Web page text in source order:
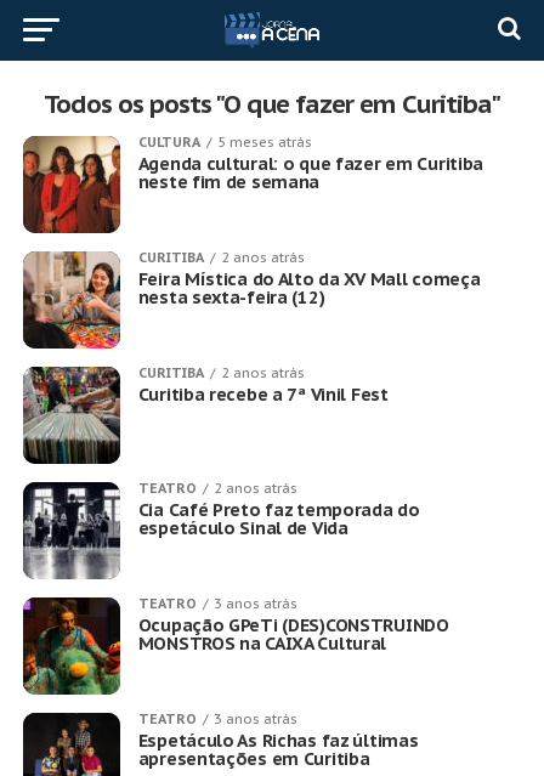
Todos os posts "O que fazer em Curitiba"
CULTURA 5 meses atrás
Agenda cultural: o que fazer em Curitiba
neste fim de semana
CURITIBA 2 anos atrás
Feira Mística do Alto da XV Mall começa
nesta sexta-feira (12)
CURITIBA 2 anos atrás
Curitiba recebe a 7ª Vinil Fest
TEATRO 2 anos atrás
Cia Café Preto faz temporada do
espetáculo Sinal de Vida
TEATRO 3 anos atrás
Ocupação GPeTi (DES)CONSTRUINDO
MONSTROS na CAIXA Cultural
TEATRO 3 anos atrás
Espetáculo As Richas faz últimas
apresentações em Curitiba